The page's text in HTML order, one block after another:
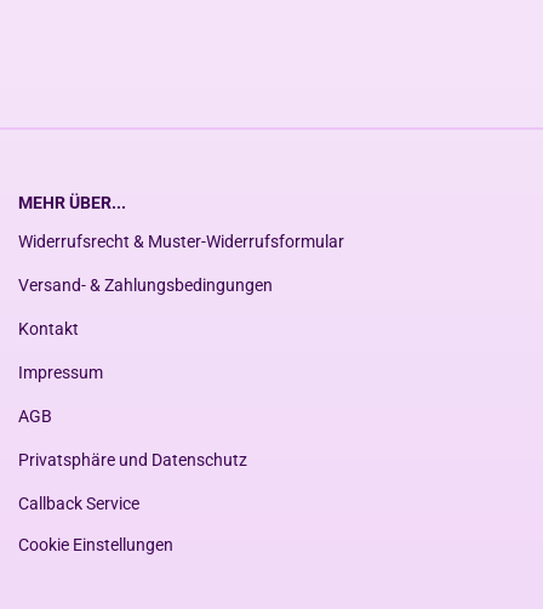
MEHR ÜBER...
Widerrufsrecht & Muster-Widerrufsformular
Versand- & Zahlungsbedingungen
Kontakt
Impressum
AGB
Privatsphäre und Datenschutz
Callback Service
Cookie Einstellungen